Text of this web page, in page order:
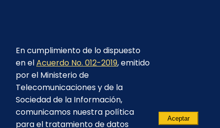
En cumplimiento de lo dispuesto
en elAcuerdo No. 012-2019, emitido
por el Ministerio de
Telecomunicaciones y de la
Sociedad de la Información,
comunicamos nuestra política
para el tratamiento de datos
Aceptar